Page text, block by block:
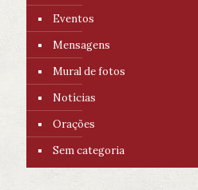
Eventos
Mensagens
Mural de fotos
Notícias
Orações
Sem categoria